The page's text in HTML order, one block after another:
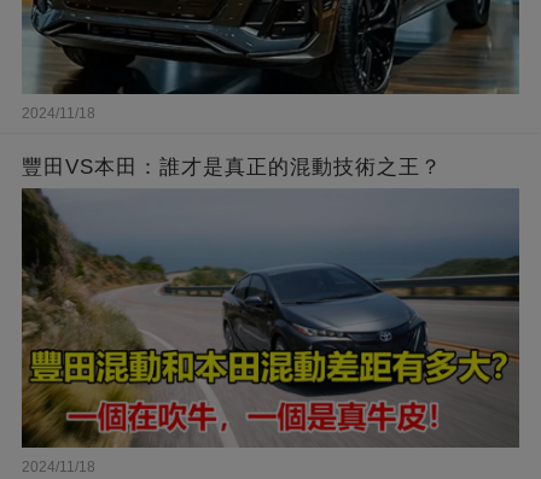
2024/11/18
豐田VS本田：誰才是真正的混動技術之王？
2024/11/18